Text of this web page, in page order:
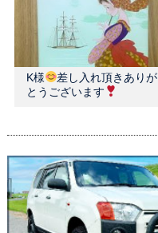
K様
差し入れ頂きありが
とうございます